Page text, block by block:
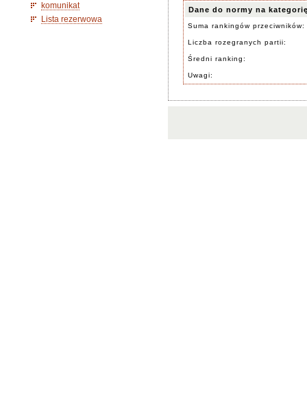
komunikat
Lista rezerwowa
Dane do normy na
Suma rankingów przeciwników:
Liczba rozegranych partii:
Średni ranking:
Uwagi: